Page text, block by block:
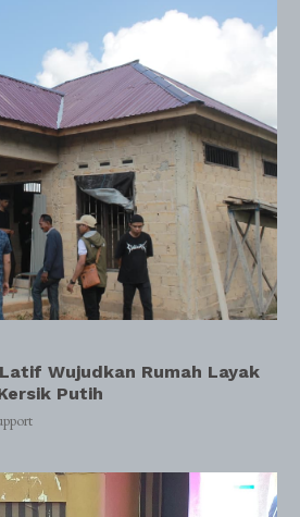
Wujudkan Rumah Layak
Putih